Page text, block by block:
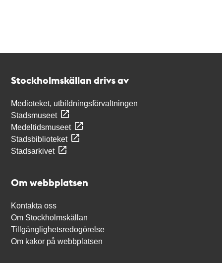
Stockholmskällan drivs av
Medioteket, utbildningsförvaltningen
Stadsmuseet
Medeltidsmuseet
Stadsbiblioteket
Stadsarkivet
Om webbplatsen
Kontakta oss
Om Stockholmskällan
Tillgänglighetsredogörelse
Om kakor på webbplatsen